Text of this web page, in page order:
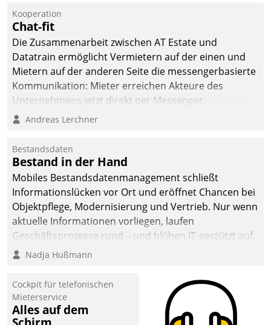
Kooperation
Chat-fit
Die Zusammenarbeit zwischen AT Estate und
Datatrain ermöglicht Vermietern auf der einen und
Mietern auf der anderen Seite die messengerbasierte
Kommunikation: Mieter erreichen Akteure des
Unternehmens jetzt direkt per Messenger,
Mitarbeiter oder Dienstleister empfangen oder
Andreas Lerchner
Bestandsdaten
Bestand in der Hand
Mobiles Bestandsdatenmanagement schließt
Informationslücken vor Ort und eröffnet Chancen bei
Objektpflege, Modernisierung und Vertrieb. Nur wenn
aktuelle Informationen vorliegen, laufen
Geschäftsprozesse rund – und blühen IT-gestützt auf.
Nadja Hußmann
Cockpit für telefonischen
Mieterservice
Alles auf dem